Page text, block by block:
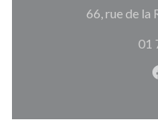
66, rue de la
01